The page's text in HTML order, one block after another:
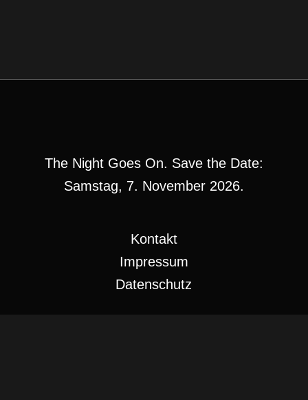
The Night Goes On. Save the Date:
Samstag, 7. November 2026.
Kontakt
Impressum
Datenschutz